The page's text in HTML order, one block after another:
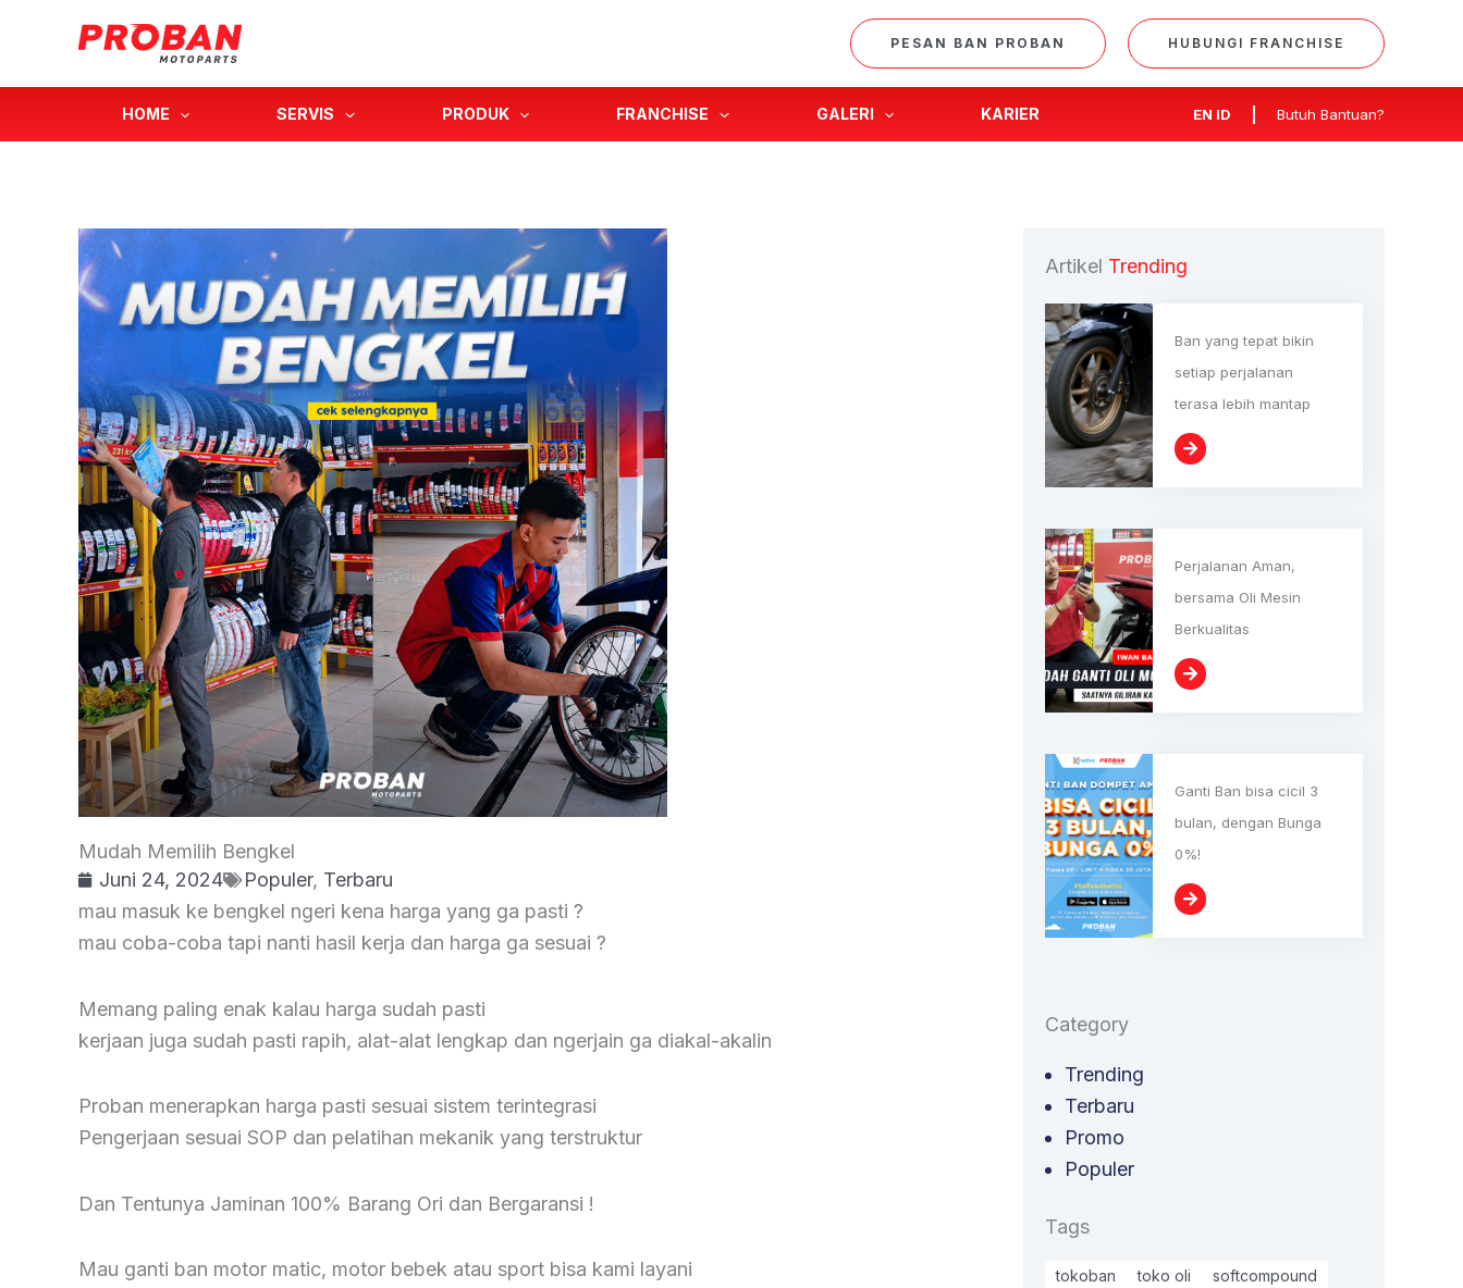
PESAN BAN PROBAN HUBUNGI FRANCHISE
HOME SERVIS PRODUK FRANCHISE GALERI KARIER EN ID Butuh Bantuan?
Mudah Memilih Bengkel
Juni 24, 2024
Populer, Terbaru
mau masuk ke bengkel ngeri kena harga yang ga pasti ?
mau coba-coba tapi nanti hasil kerja dan harga ga sesuai ?
Memang paling enak kalau harga sudah pasti
kerjaan juga sudah pasti rapih, alat-alat lengkap dan ngerjain ga diakal-akalin
Proban menerapkan harga pasti sesuai sistem terintegrasi
Pengerjaan sesuai SOP dan pelatihan mekanik yang terstruktur
Dan Tentunya Jaminan 100% Barang Ori dan Bergaransi !
Mau ganti ban motor matic, motor bebek atau sport bisa kami layani
Artikel Trending
Ban yang tepat bikin
setiap perjalanan
terasa lebih mantap
Perjalanan Aman,
bersama Oli Mesin
Berkualitas
Ganti Ban bisa cicil 3
bulan, dengan Bunga
0%!
Category
Trending
Terbaru
Promo
Populer
Tags
tokoban toko oli
softcompound